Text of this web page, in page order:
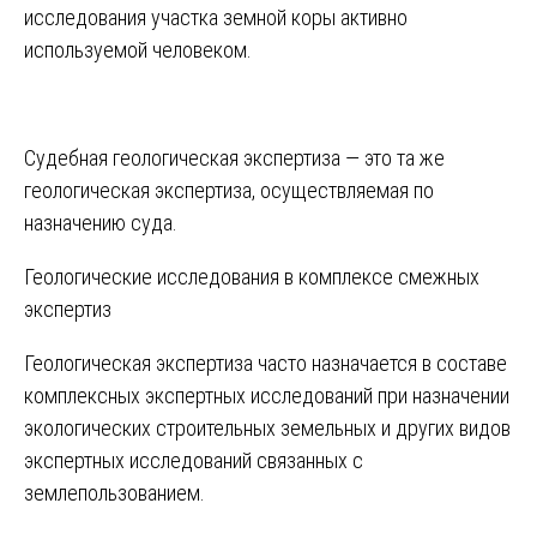
исследования участка земной коры активно
используемой человеком.
Судебная геологическая экспертиза — это та же
геологическая экспертиза, осуществляемая по
назначению суда.
Геологические исследования в комплексе смежных
экспертиз
Геологическая экспертиза часто назначается в составе
комплексных экспертных исследований при назначении
экологических строительных земельных и других видов
экспертных исследований связанных с
землепользованием.